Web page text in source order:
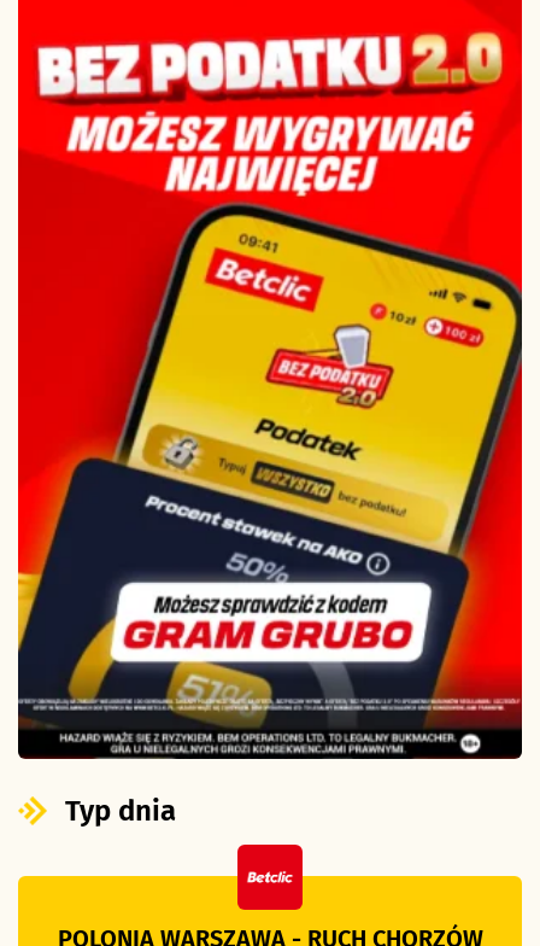
Typ dnia
POLONIA WARSZAWA - RUCH CHORZÓW